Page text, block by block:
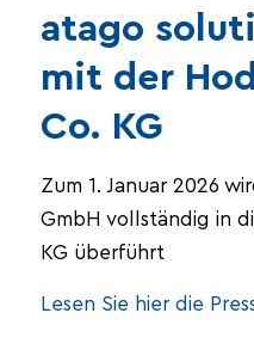
atago
mit der
Co. KG
Zum 1. Januar 2026
GmbH vollständig in
KG überführt
Lesen Sie hier die